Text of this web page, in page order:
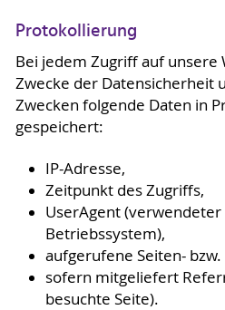
Protokollierung
Bei jedem Zugriff auf unsere
Zwecke der Datensicherheit
Zwecken folgende Daten in
gespeichert:
IP-Adresse,
Zeitpunkt des Zugriffs,
UserAgent
Betriebssystem),
aufgerufene Seiten-
sofern mitgeliefert
besuchte Seite).